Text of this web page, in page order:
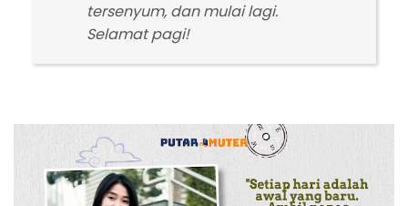
tersenyum, dan mulai lagi.
Selamat pagi!